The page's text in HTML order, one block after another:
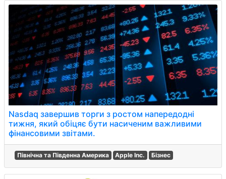
Nasdaq завершив торги з ростом напередодні
тижня, який обіцяє бути насиченим важливими
фінансовими звітами.
Північна та Південна Америка Apple Inc. Бізнес